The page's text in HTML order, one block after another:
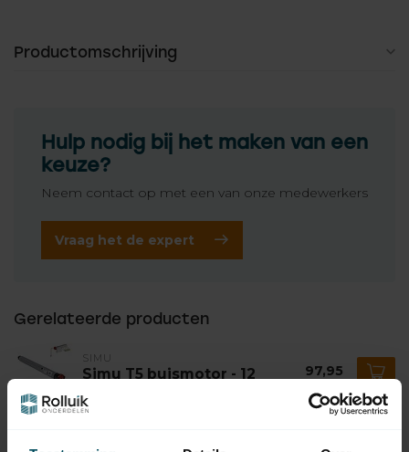
Productomschrijving
Hulp nodig bij het maken van een
keuze?
Neem contact op met een van onze medewerkers
Vraag het de expert
Gerelateerde producten
SIMU
Simu T5 buismotor - 12 97,95